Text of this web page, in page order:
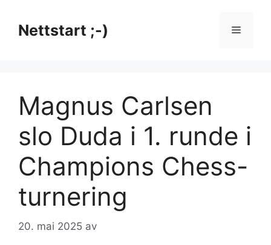
innholdNettstart ;-) Meny
Magnus Carlsen
slo Duda i 1. runde i
Champions Chess-
turnering
20. mai 2025 av